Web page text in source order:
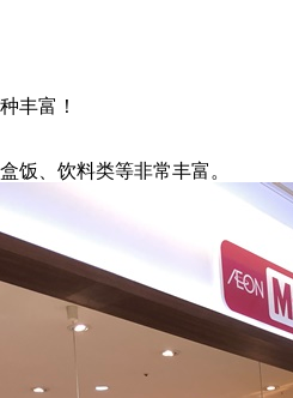
丰富！
饭、饮料类等非常丰富。